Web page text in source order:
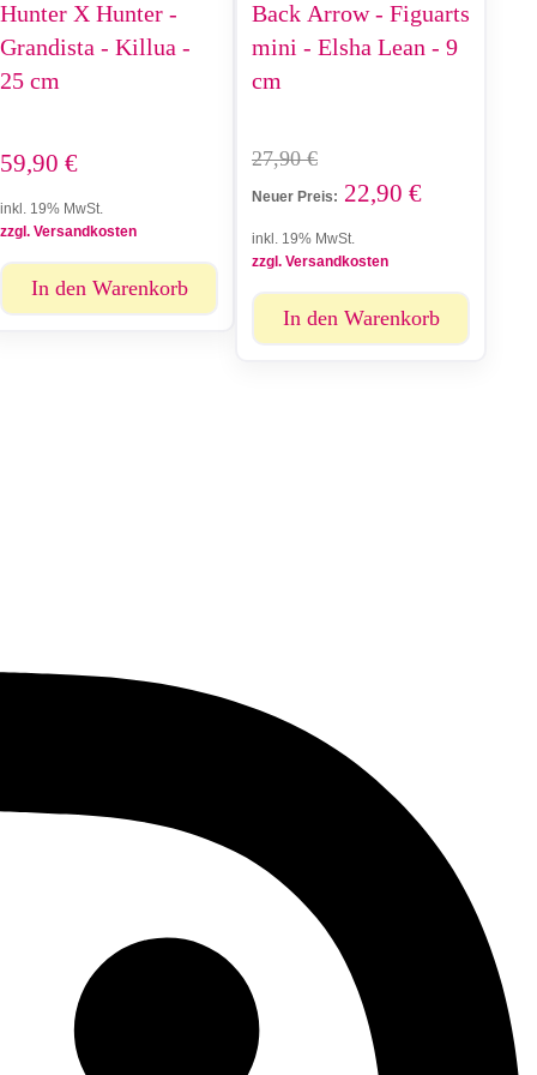
Hunter X Hunter -
Grandista - Killua -
25 cm
59,90 €
inkl. 19% MwSt.
zzgl. Versandkosten
In den Warenkorb
Back Arrow - Figuarts
mini - Elsha Lean - 9
cm
27,90€
Neuer Preis: 22,90 €
inkl. 19% MwSt.
zzgl. Versandkosten
In den Warenkorb